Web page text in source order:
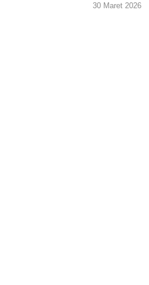
30 Maret 2026